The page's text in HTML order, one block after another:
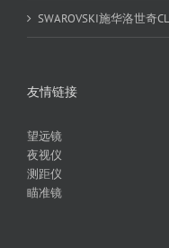
SWAROVSKI施华洛世奇
友情链接
望远镜
夜视仪
测距仪
瞄准镜